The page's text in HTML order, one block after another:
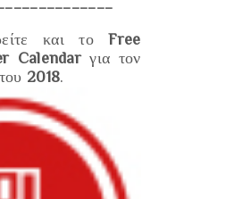
και τοFree
Calendarγια τον
2018.